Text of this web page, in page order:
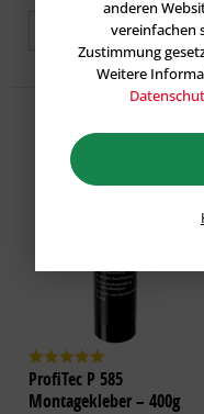
ProfiTec P 585
Montagekleber – 400g
anderen
vereinfachen
Zustimmung
Weitere